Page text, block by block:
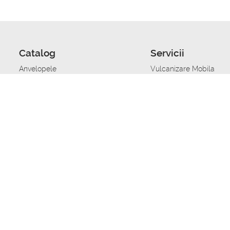
Catalog
Anvelopele
Servicii
Vulcanizare Mobila